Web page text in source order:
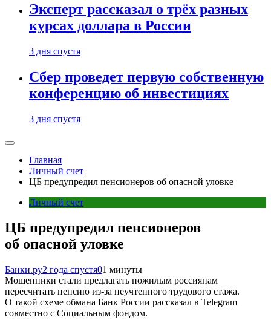
Эксперт рассказал о трёх разных
курсах доллара в России
3 дня спустя
Сбер проведет первую собственную
конференцию об инвестициях
3 дня спустя
Главная
Личный счет
ЦБ предупредил пенсионеров об опасной уловке
Личный счет
ЦБ предупредил пенсионеров
об опасной уловке
Банки.ру2 года спустя01 минуты
Мошенники стали предлагать пожилым россиянам
пересчитать пенсию из-за неучтенного трудового стажа.
О такой схеме обмана Банк России рассказал в Telegram
совместно с Социальным фондом.